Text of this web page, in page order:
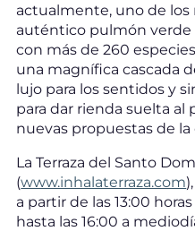
actualmente, uno de los
auténtico pulmón verde
con más de 260
una magnífica cascada
lujo para los sentidos y
para dar rienda suelta al
nuevas propuestas de la
La Terraza del Santo
(www.inhalaterraza.com
a partir de las 13:00
hasta las 16:00 a